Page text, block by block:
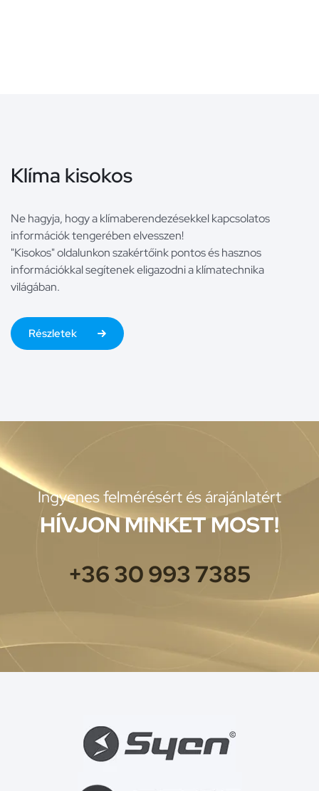
Klíma kisokos
Ne hagyja, hogy a klímaberendezésekkel kapcsolatos
információk tengerében elvesszen!
"Kisokos" oldalunkon szakértőink pontos és hasznos
információkkal segítenek eligazodni a klímatechnika
világában.
Részletek
Ingyenes felmérésért és árajánlatért
HÍVJON MINKET MOST!
+36 30 993 7385